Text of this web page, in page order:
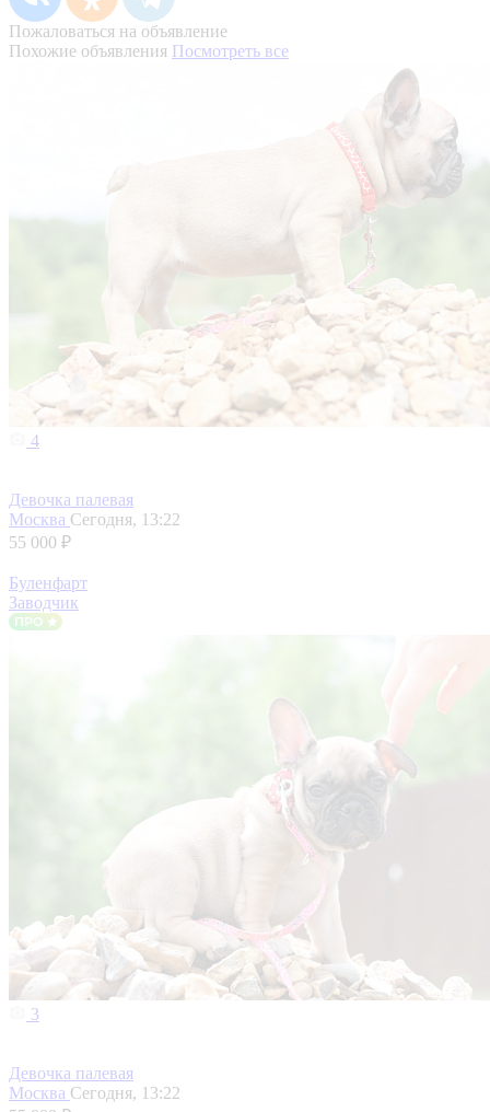
Пожаловаться на объявление
Похожие объявления Посмотреть все
4
Девочка палевая
Москва Сегодня, 13:22
55 000 ₽
Буленфарт
Заводчик
3
Девочка палевая
Москва Сегодня, 13:22